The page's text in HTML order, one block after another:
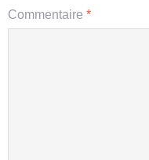
Commentaire *